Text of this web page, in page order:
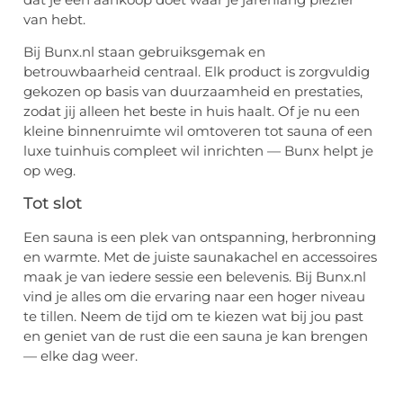
van hebt.
Bij Bunx.nl staan gebruiksgemak en
betrouwbaarheid centraal. Elk product is zorgvuldig
gekozen op basis van duurzaamheid en prestaties,
zodat jij alleen het beste in huis haalt. Of je nu een
kleine binnenruimte wil omtoveren tot sauna of een
luxe tuinhuis compleet wil inrichten — Bunx helpt je
op weg.
Tot slot
Een sauna is een plek van ontspanning, herbronning
en warmte. Met de juiste saunakachel en accessoires
maak je van iedere sessie een belevenis. Bij Bunx.nl
vind je alles om die ervaring naar een hoger niveau
te tillen. Neem de tijd om te kiezen wat bij jou past
en geniet van de rust die een sauna je kan brengen
— elke dag weer.